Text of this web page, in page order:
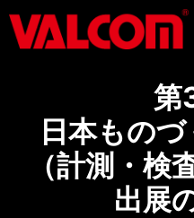
第
日本もの
（計測・検
出展